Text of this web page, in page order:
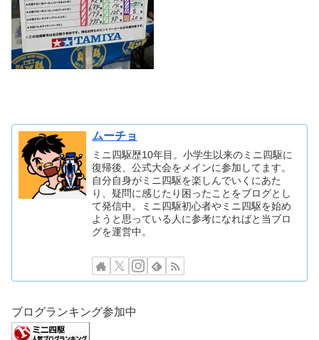
ムーチョ
ミニ四駆歴10年目。小学生以来のミニ四駆に
復帰後、公式大会をメインに参加してます。
自分自身がミニ四駆を楽しんでいくにあた
り、疑問に感じたり困ったことをブログとし
て発信中。ミニ四駆初心者やミニ四駆を始め
ようと思っている人に参考になればと当ブロ
グを運営中。
ブログランキング参加中